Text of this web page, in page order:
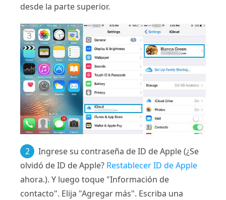
desde la parte superior.
2
Ingrese su contraseña de ID de Apple (¿Se
olvidó de ID de Apple? Restablecer ID de Apple
ahora.). Y luego toque "Información de
contacto". Elija "Agregar más". Escriba una